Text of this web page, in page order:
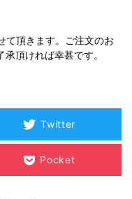
頂きます。ご注文のお
頂ければ幸甚です。
Twitter
Pocket